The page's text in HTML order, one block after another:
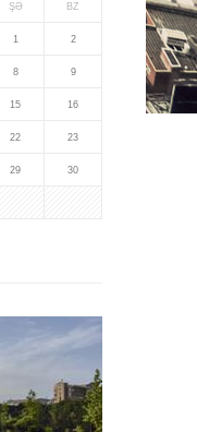
ŞƏ BZ
1 2
8 9
15 16
22 23
29 30